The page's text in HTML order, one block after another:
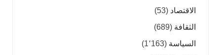
الاقتصاد (53)
الثقافة (689)
السياسة (1٬163)